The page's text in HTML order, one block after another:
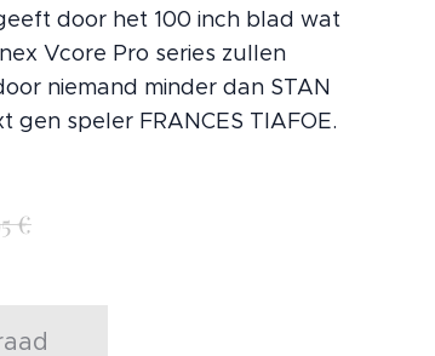
door het 100 inch blad wat
Vcore Pro series zullen
niemand minder dan STAN
gen speler FRANCES TIAFOE.
€